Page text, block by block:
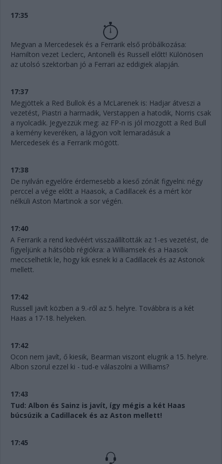
17:35
Megvan a Mercedesek és a Ferrarik első próbálkozása:
Hamilton vezet Leclerc, Antonelli és Russell előtt! Különösen
az utolsó szektorban jó a Ferrari az eddigiek alapján.
17:37
Megjöttek a Red Bullok és a McLarenek is: Hadjar átveszi a
vezetést, Piastri a harmadik, Verstappen a hatodik, Norris csak
a nyolcadik. Jegyezzük meg: az FP-n is jól mozgott a Red Bull
a kemény keveréken, a lágyon volt lemaradásuk a
Mercedesek és a Ferrarik mögött.
17:38
De nyilván egyelőre érdemesebb a kieső zónát figyelni: négy
perccel a vége előtt a Haasok, a Cadillacek és a mért kör
nélküli Aston Martinok a sor végén.
17:40
A Ferrarik a rend kedvéért visszaállították az 1-es vezetést, de
figyeljünk a hátsóbb régiókra: a Williamsek és a Haasok
meccselhetik le, hogy kik esnek ki a Cadillacek és az Astonok
mellett.
17:42
Russell javít közben a 9.-ről az 5. helyre. Továbbra is a két
Haas a 17-18. helyeken.
17:42
Ocon nem javít, ő kiesik, Bearman viszont elugrik a 15. helyre.
Albon szorul ezzel ki - tud-e válaszolni a Williams?
17:43
Tud: Albon és Sainz is javít, így mégis a két Haas
búcsúzik a Cadillacek és az Aston mellett!
17:45